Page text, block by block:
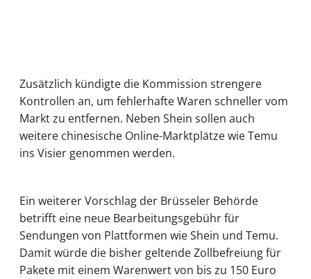
Zusätzlich kündigte die Kommission strengere
Kontrollen an, um fehlerhafte Waren schneller vom
Markt zu entfernen. Neben Shein sollen auch
weitere chinesische Online-Marktplätze wie Temu
ins Visier genommen werden.
Ein weiterer Vorschlag der Brüsseler Behörde
betrifft eine neue Bearbeitungsgebühr für
Sendungen von Plattformen wie Shein und Temu.
Damit würde die bisher geltende Zollbefreiung für
Pakete mit einem Warenwert von bis zu 150 Euro